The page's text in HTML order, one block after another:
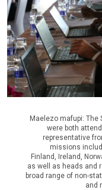
Maelezo mafupi:
were both
representative
missions
Finland, Ireland,
as well as heads and
broad range of non-
and